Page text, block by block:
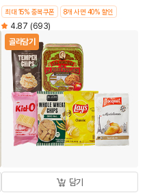
최대 15% 중복쿠폰 8개 사면 40% 할인
4.87 (693)
골라담기
담기